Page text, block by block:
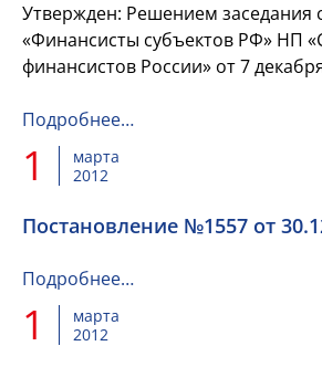
Утвержден: Решением заседания
«Финансисты субъектов РФ» НП
финансистов России» от 7
Подробнее…
1
марта
2012
Постановление №1557 от
Подробнее…
1
марта
2012